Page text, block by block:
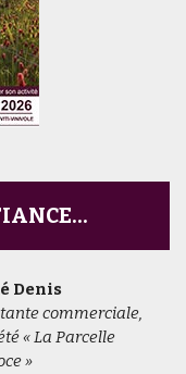
Denis
commerciale,
« La Parcelle
»